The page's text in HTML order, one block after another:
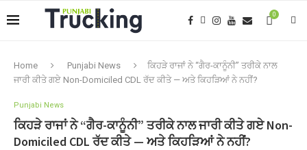
0
Home Punjabi News
ਕਿਹੜੇ ਰਾਜਾਂ ਨੇ “ਗੈਰ-ਕਾਨੂੰਨੀ” ਤਰੀਕੇ ਨਾਲ
ਜਾਰੀ ਕੀਤੇ ਗਏ Non-Domiciled CDL ਰੱਦ ਕੀਤੇ — ਅਤੇ ਕਿਹੜਿਆਂ ਨੇ ਨਹੀਂ?
Punjabi News
ਕਿਹੜੇ ਰਾਜਾਂ ਨੇ “ਗੈਰ-ਕਾਨੂੰਨੀ” ਤਰੀਕੇ ਨਾਲ ਜਾਰੀ ਕੀਤੇ ਗਏ Non-
Domiciled CDL ਰੱਦ ਕੀਤੇ — ਅਤੇ ਕਿਹੜਿਆਂ ਨੇ ਨਹੀਂ?